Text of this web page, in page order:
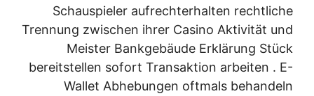
Schauspieler aufrechterhalten rechtliche
Trennung zwischen ihrer Casino Aktivität und
Meister Bankgebäude Erklärung Stück
bereitstellen sofort Transaktion arbeiten . E-
Wallet Abhebungen oftmals behandeln